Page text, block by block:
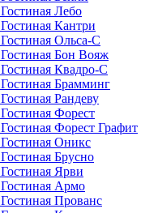
Гостиная Лебо
Гостиная Кантри
Гостиная Ольса-С
Гостиная Бон Вояж
Гостиная Квадро-С
Гостиная Брамминг
Гостиная Рандеву
Гостиная Форест
Гостиная Форест Графит
Гостиная Оникс
Гостиная Брусно
Гостиная Ярви
Гостиная Армо
Гостиная Прованс